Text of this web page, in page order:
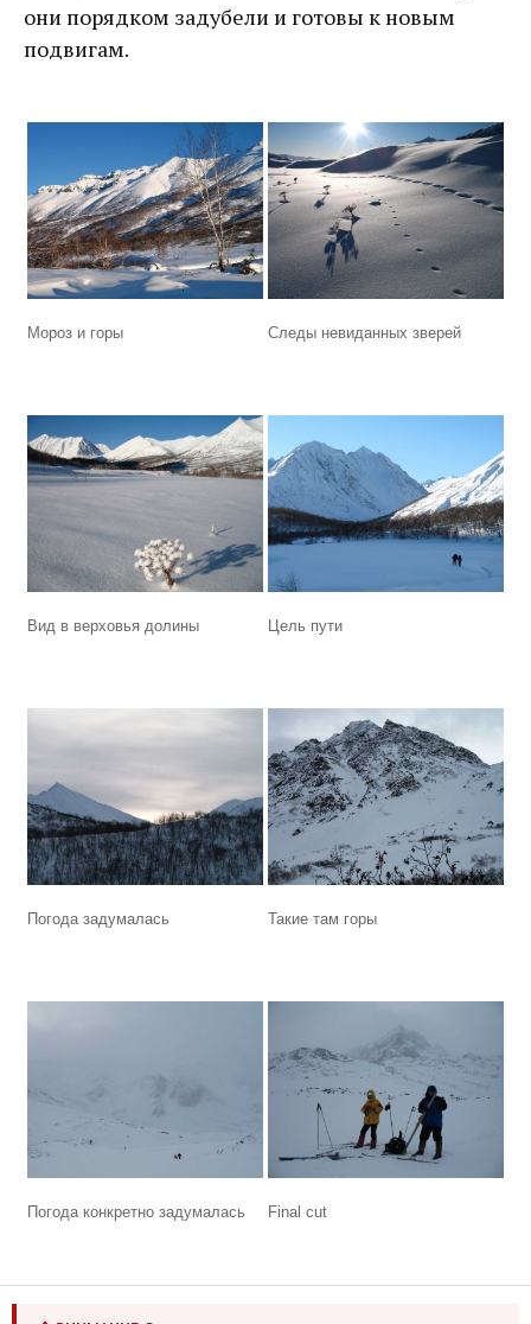
они порядком задубели и готовы к новым
подвигам.
Мороз и горы Следы невиданных зверей
Вид в верховья долины Цель пути
Погода задумалась Такие там горы
Погода конкретно задумалась Final cut